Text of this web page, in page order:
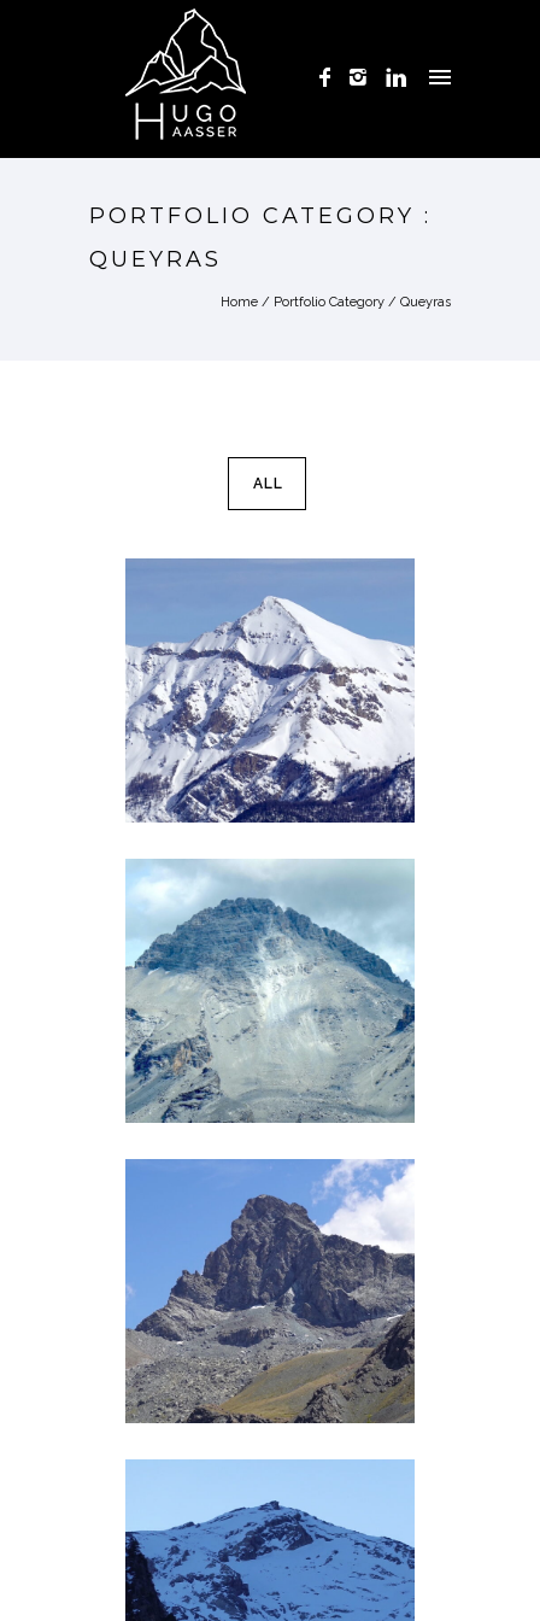
PORTFOLIO CATEGORY :
QUEYRAS
Home / Portfolio Category / Queyras
ALL
PIC DE PEYRE EYRAUTE (2903M)
Queyras
PIC DE ROCHEBRUNE (3320M)
Queyras
TÊTE DES TOILLIES (3175M)
Queyras
TURGE DE LA SUFFIE (3024M)